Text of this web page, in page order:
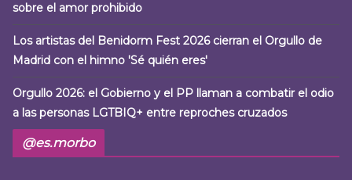
sobre el amor prohibido
Los artistas del Benidorm Fest 2026 cierran el Orgullo de
Madrid con el himno 'Sé quién eres'
Orgullo 2026: el Gobierno y el PP llaman a combatir el odio
a las personas LGTBIQ+ entre reproches cruzados
@es.morbo